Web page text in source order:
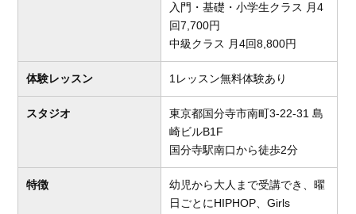
入門・基礎・小学生クラス 月4
回7,700円
中級クラス 月4回8,800円
体験レッスン 1レッスン無料体験あり
スタジオ
東京都国分寺市南町3-22-31 島
崎ビルB1F
国分寺駅南口から徒歩2分
特徴
幼児から大人まで受講でき、曜
日ごとにHIPHOP、Girls